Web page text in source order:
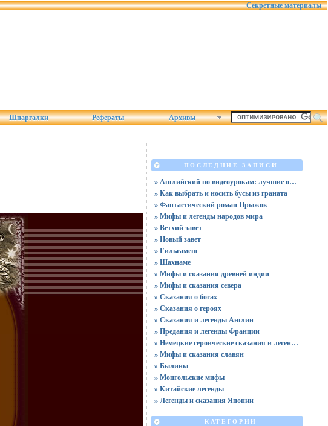
Секретные материалы
Шпаргалки Рефераты Архивы
ПОСЛЕДНИЕ ЗАПИСИ
» Английский по видеоурокам: лучшие обучающие видео в 2025
» Как выбрать и носить бусы из граната
» Фантастический роман Прыжок
» Мифы и легенды народов мира
» Ветхий завет
» Новый завет
» Гильгамеш
» Шахнаме
» Мифы и сказания древней индии
» Мифы и сказания севера
» Сказания о богах
» Сказания о героях
» Сказания и легенды Англии
» Предания и легенды Франции
» Немецкие героические сказания и легенды
» Мифы и сказания славян
» Былины
» Монгольские мифы
» Китайские легенды
» Легенды и сказания Японии
КАТЕГОРИИ